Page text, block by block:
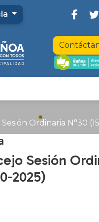
Ordinaria N°30
Sesión
2025)